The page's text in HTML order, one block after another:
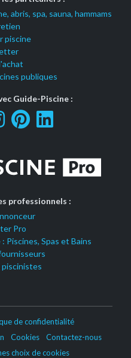
abris, spa, sauna, hammams
piscine
publiques
Guide-Piscine :
professionnels :
Pro
Piscines, Spas et Bains
piscinistes
de confidentialité
Cookies
Contactez-nous
choix de cookies